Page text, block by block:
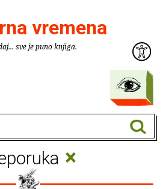
vremena
sve je puno knjiga.
×